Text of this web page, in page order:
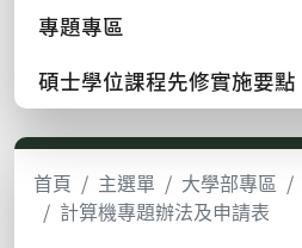
專題專區
碩士學位課程先修實施要點
首頁 主選單 大學部專區
計算機專題辦法及申請表